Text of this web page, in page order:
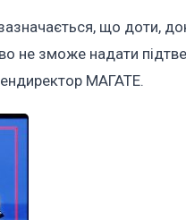
що доти,
не зможе надати
МАГАТЕ.